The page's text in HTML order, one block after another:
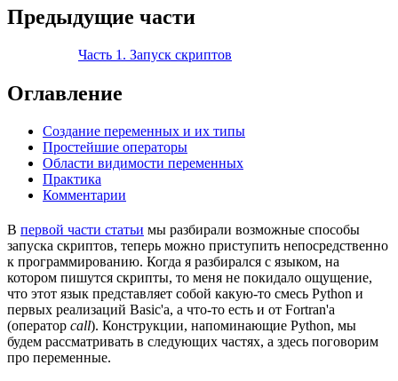
Предыдущие части
Часть 1. Запуск скриптов
Оглавление
Создание переменных и их типы
Простейшие операторы
Области видимости переменных
Практика
Комментарии
В первой части статьи мы разбирали возможные способы
запуска скриптов, теперь можно приступить непосредственно
к программированию. Когда я разбирался с языком, на
котором пишутся скрипты, то меня не покидало ощущение,
что этот язык представляет собой какую-то смесь Python и
первых реализаций Basic'а, а что-то есть и от Fortran'а
(оператор call). Конструкции, напоминающие Python, мы
будем рассматривать в следующих частях, а здесь поговорим
про переменные.